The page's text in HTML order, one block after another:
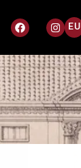
EU